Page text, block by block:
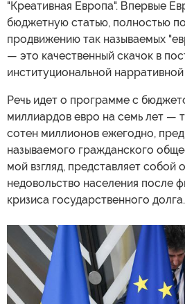
"Креативная Европа". Впервые
бюджетную статью, полностью
продвижению так называемых
— это качественный скачок в
институциональной
Речь идет о программе с
миллиардов евро на семь лет —
сотен миллионов ежегодно,
называемого гражданского
мой взгляд, представляет собой
недовольство населения после
кризиса государственного долга.